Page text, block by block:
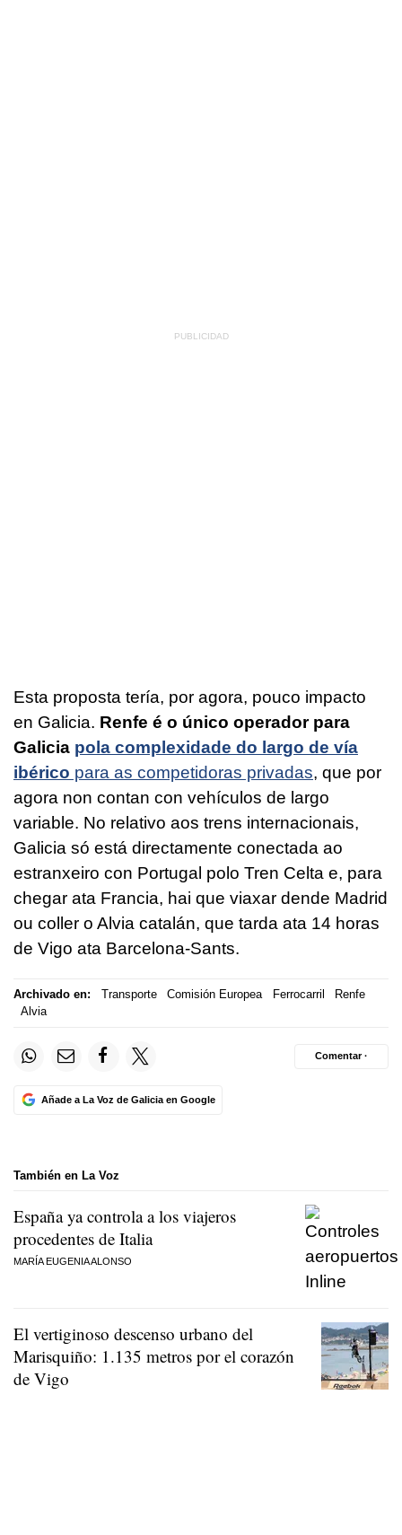
Esta proposta tería, por agora, pouco impacto
en Galicia. Renfe é o único operador para
Galicia pola complexidade do largo de vía
ibérico para as competidoras privadas, que por
agora non contan con vehículos de largo
variable. No relativo aos trens internacionais,
Galicia só está directamente conectada ao
estranxeiro con Portugal polo Tren Celta e, para
chegar ata Francia, hai que viaxar dende Madrid
ou coller o Alvia catalán, que tarda ata 14 horas
de Vigo ata Barcelona-Sants.
Archivado en: Transporte Comisión Europea Ferrocarril
Renfe
Alvia
Añade a La Voz de Galicia en Google
Comentar ·
También en La Voz
España ya controla a los viajeros
procedentes de Italia
MARÍA EUGENIA ALONSO
El vertiginoso descenso urbano del
Marisquiño: 1.135 metros por el corazón
de Vigo